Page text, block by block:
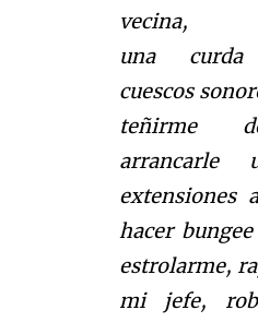
unacurda
cuescos
teñirme
arrancarle
extensiones
hacer
estrolarme,
mi jefe, rob